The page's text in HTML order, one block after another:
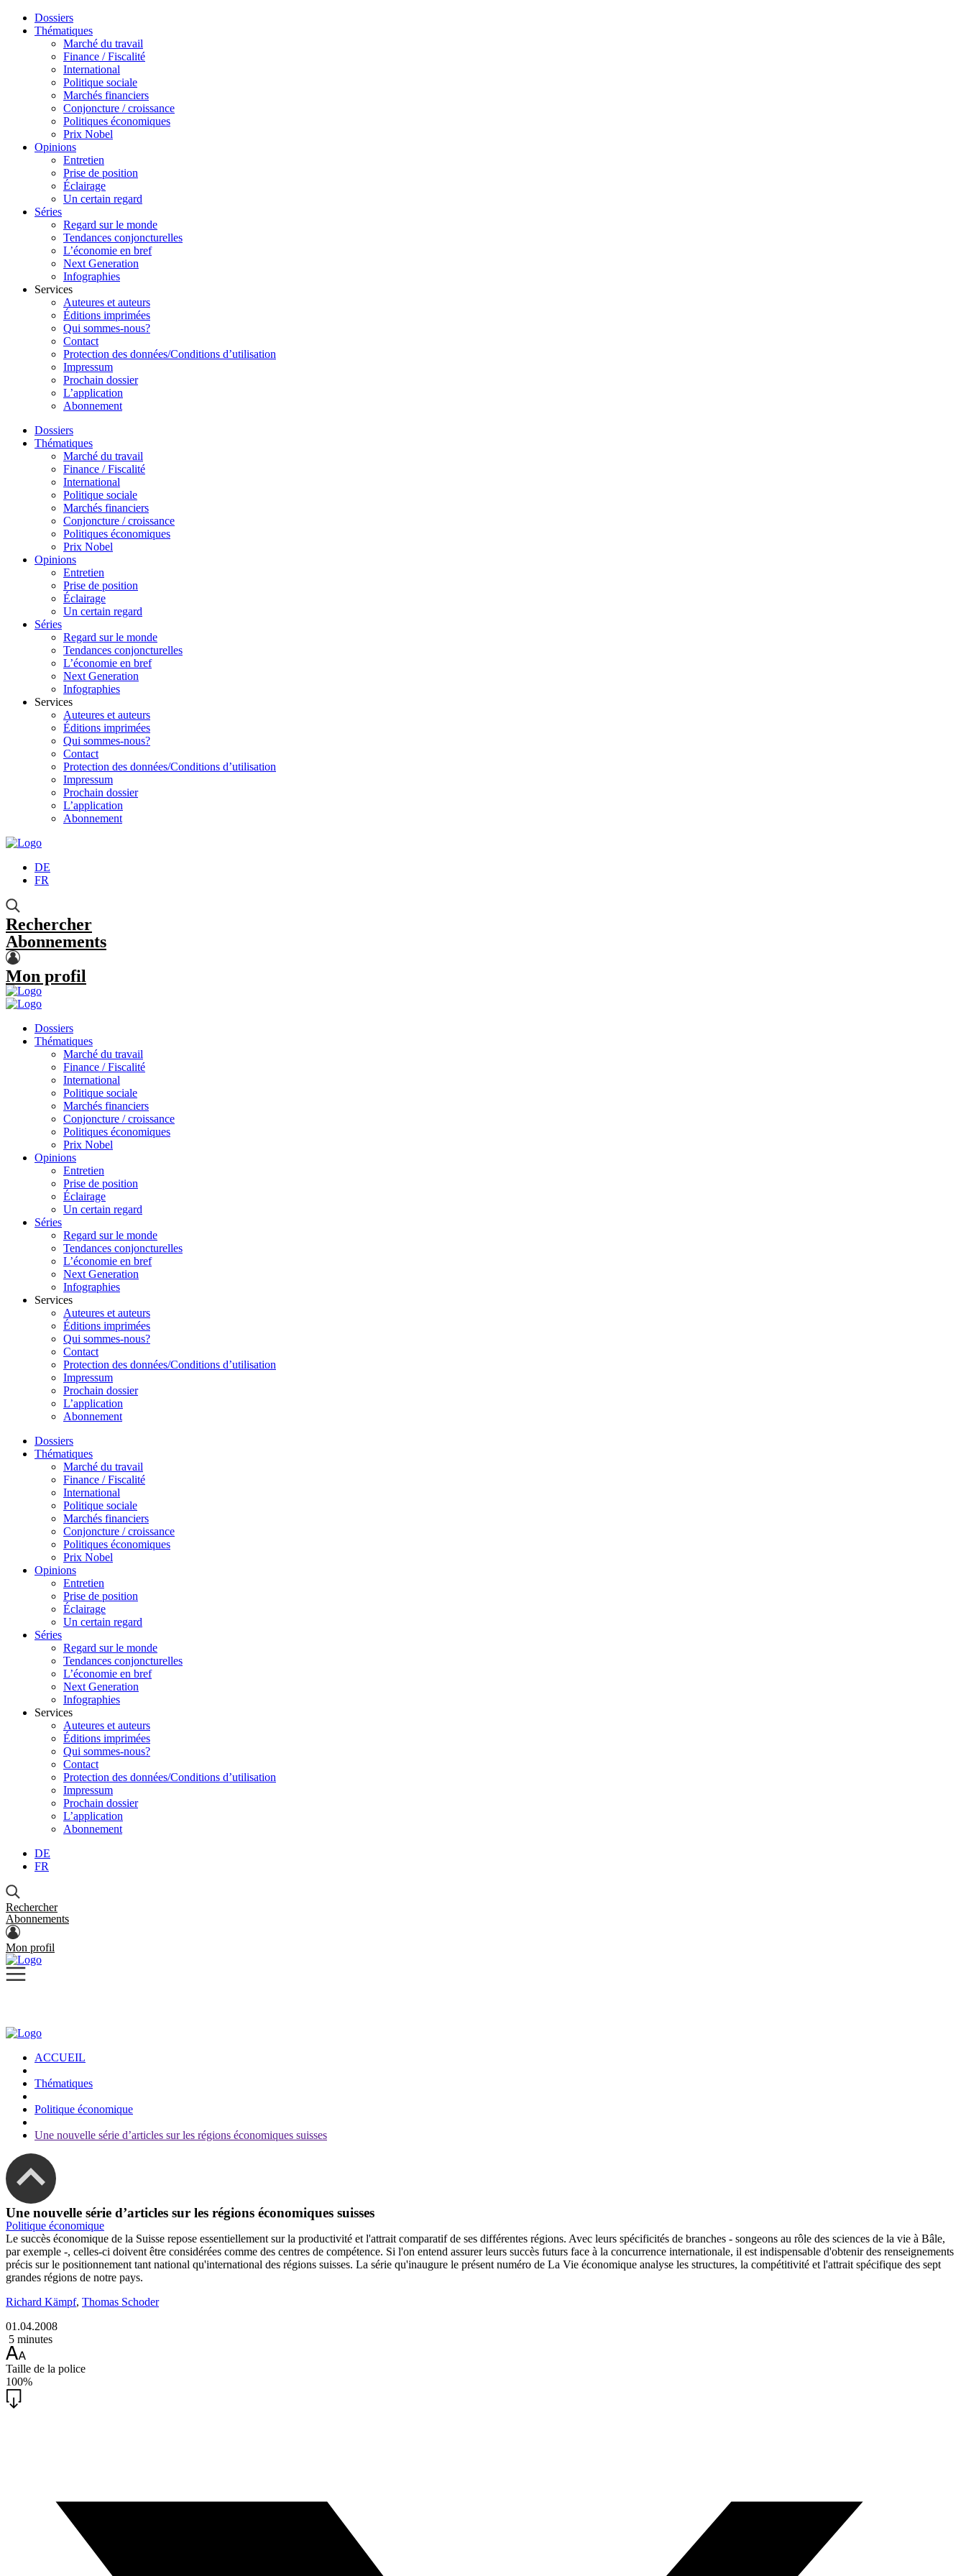
Dossiers
Thématiques
Marché du travail
Finance / Fiscalité
International
Politique sociale
Marchés financiers
Conjoncture / croissance
Politiques économiques
Prix Nobel
Opinions
Entretien
Prise de position
Éclairage
Un certain regard
Séries
Regard sur le monde
Tendances conjoncturelles
L’économie en bref
Next Generation
Infographies
Services
Auteures et auteurs
Éditions imprimées
Qui sommes-nous?
Contact
Protection des données/Conditions d’utilisation
Impressum
Prochain dossier
L’application
Abonnement
Dossiers
Thématiques
Marché du travail
Finance / Fiscalité
International
Politique sociale
Marchés financiers
Conjoncture / croissance
Politiques économiques
Prix Nobel
Opinions
Entretien
Prise de position
Éclairage
Un certain regard
Séries
Regard sur le monde
Tendances conjoncturelles
L’économie en bref
Next Generation
Infographies
Services
Auteures et auteurs
Éditions imprimées
Qui sommes-nous?
Contact
Protection des données/Conditions d’utilisation
Impressum
Prochain dossier
L’application
Abonnement
DE
FR
Rechercher
Abonnements
Mon profil
Dossiers
Thématiques
Marché du travail
Finance / Fiscalité
International
Politique sociale
Marchés financiers
Conjoncture / croissance
Politiques économiques
Prix Nobel
Opinions
Entretien
Prise de position
Éclairage
Un certain regard
Séries
Regard sur le monde
Tendances conjoncturelles
L’économie en bref
Next Generation
Infographies
Services
Auteures et auteurs
Éditions imprimées
Qui sommes-nous?
Contact
Protection des données/Conditions d’utilisation
Impressum
Prochain dossier
L’application
Abonnement
Dossiers
Thématiques
Marché du travail
Finance / Fiscalité
International
Politique sociale
Marchés financiers
Conjoncture / croissance
Politiques économiques
Prix Nobel
Opinions
Entretien
Prise de position
Éclairage
Un certain regard
Séries
Regard sur le monde
Tendances conjoncturelles
L’économie en bref
Next Generation
Infographies
Services
Auteures et auteurs
Éditions imprimées
Qui sommes-nous?
Contact
Protection des données/Conditions d’utilisation
Impressum
Prochain dossier
L’application
Abonnement
DE
FR
Rechercher
Abonnements
Mon profil
ACCUEIL
Thématiques
Politique économique
Une nouvelle série d’articles sur les régions économiques suisses
Une nouvelle série d’articles sur les régions économiques suisses
Politique économique
Le succès économique de la Suisse repose essentiellement sur la productivité et l'attrait comparatif de ses différentes régions. Avec leurs spécificités de branches - songeons au rôle des sciences de la vie à Bâle,
par exemple -, celles-ci doivent être considérées comme des centres de compétence. Si l'on entend assurer leurs succès futurs face à la concurrence internationale, il est indispensable d'obtenir des renseignements
précis sur le positionnement tant national qu'international des régions suisses. La série qu'inaugure le présent numéro de La Vie économique analyse les structures, la compétitivité et l'attrait spécifique des sept
grandes régions de notre pays.
Richard Kämpf, Thomas Schoder
01.04.2008
5 minutes
Taille de la police
100%